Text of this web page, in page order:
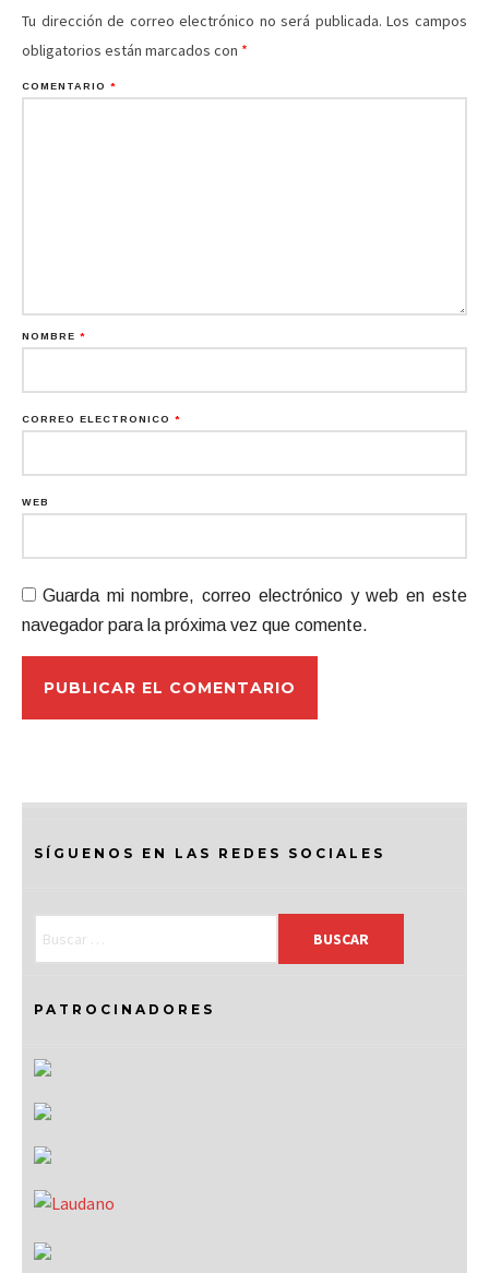
Tu dirección de correo electrónico no será publicada. Los campos
obligatorios están marcados con *
COMENTARIO *
NOMBRE *
CORREO ELECTRÓNICO *
WEB
Guarda mi nombre, correo electrónico y web en este
navegador para la próxima vez que comente.
SÍGUENOS EN LAS REDES SOCIALES
PATROCINADORES